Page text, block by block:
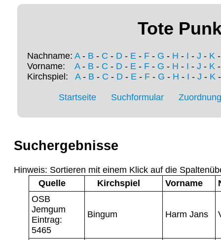
Tote
Nachname: A- B - C - D - E - F - G - H - I - J - K
Vorname: A- B - C - D - E - F - G - H - I - J - K
Kirchspiel: A- B - C - D- E- F- G - H - I - J - K
Startseite Suchformular
Suchergebnisse
Hinweis: Sortieren mit einem Klick auf die
Quelle
Kirchspiel Vorname
OSB
Jemgum
Eintrag:
5465
Bingum Harm Jans